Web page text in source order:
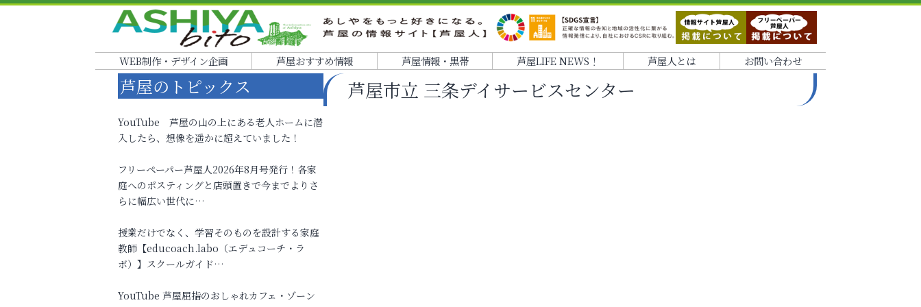
WEB制作・デザイン企画 芦屋おすすめ情報 芦屋情報・黒帯 芦屋LIFE NEWS！ 芦屋人とは お問い合わせ
芦屋市立 三条デイサービスセンター
芦屋のトピックス
YouTube 芦屋の山の上にある老人ホームに潜
入したら、想像を遥かに超えていました！
フリーペーパー芦屋人2026年8月号発行！各家
庭へのポスティングと店頭置きで今までよりさ
らに幅広い世代に…
授業だけでなく、学習そのものを設計する家庭
教師【educoach.labo（エデュコーチ・ラ
ボ）】スクールガイド…
YouTube 芦屋屈指のおしゃれカフェ・ゾーン